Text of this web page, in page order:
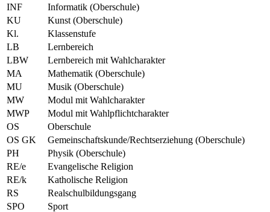
INF
Informatik (Oberschule)
KU
Kunst (Oberschule)
Kl.
Klassenstufe
LB
Lernbereich
LBW
Lernbereich mit Wahlcharakter
MA
Mathematik (Oberschule)
MU
Musik (Oberschule)
MW
Modul mit Wahlcharakter
MWP
Modul mit Wahlpflichtcharakter
OS
Oberschule
OS GK
Gemeinschaftskunde/Rechtserziehung (Oberschule)
PH
Physik (Oberschule)
RE/e
Evangelische Religion
RE/k
Katholische Religion
RS
Realschulbildungsgang
SPO
Sport